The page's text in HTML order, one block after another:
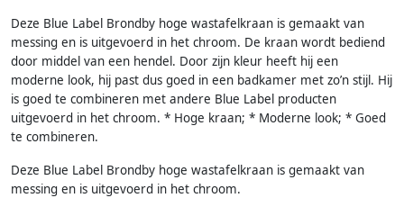
Deze Blue Label Brondby hoge wastafelkraan is gemaakt van
messing en is uitgevoerd in het chroom. De kraan wordt bediend
door middel van een hendel. Door zijn kleur heeft hij een
moderne look, hij past dus goed in een badkamer met zo’n stijl. Hij
is goed te combineren met andere Blue Label producten
uitgevoerd in het chroom. * Hoge kraan; * Moderne look; * Goed
te combineren.
Deze Blue Label Brondby hoge wastafelkraan is gemaakt van
messing en is uitgevoerd in het chroom.